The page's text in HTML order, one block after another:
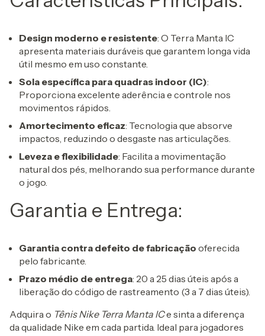
Design moderno e resistente: O Terra Manta IC
apresenta materiais duráveis que garantem longa vida
útil mesmo em uso constante.
Sola específica para quadras indoor (IC):
Proporciona excelente aderência e controle nos
movimentos rápidos.
Amortecimento eficaz: Tecnologia que absorve
impactos, reduzindo o desgaste nas articulações.
Leveza e flexibilidade: Facilita a movimentação
natural dos pés, melhorando sua performance durante
o jogo.
Garantia e Entrega:
Garantia contra defeito de fabricação oferecida
pelo fabricante.
Prazo médio de entrega: 20 a 25 dias úteis após a
liberação do código de rastreamento (3 a 7 dias úteis).
Adquira o Tênis Nike Terra Manta ICe sinta a diferença
da qualidade Nike em cada partida. Ideal para jogadores